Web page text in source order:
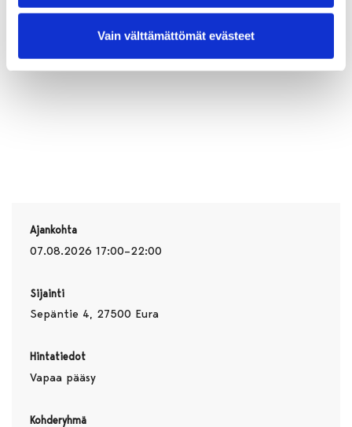
Vain välttämättömät evästeet
Ajankohta
07.08.2026 17:00–22:00
Sijainti
Sepäntie 4, 27500 Eura
Hintatiedot
Vapaa pääsy
Kohderyhmä